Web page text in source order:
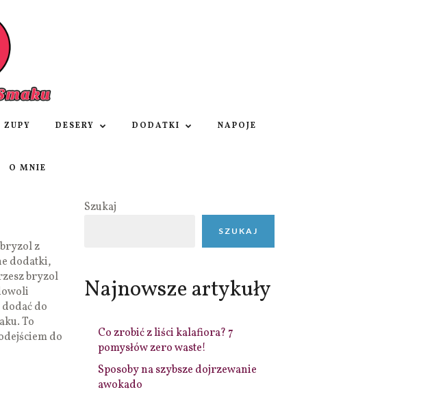
ZUPY DESERY DODATKI NAPOJE
O MNIE
z
dodatki,
bryzol
do
To
do
Szukaj
SZUKAJ
Najnowsze artykuły
Co zrobić z liści kalafiora? 7
pomysłów zero waste!
Sposoby na szybsze dojrzewanie
awokado